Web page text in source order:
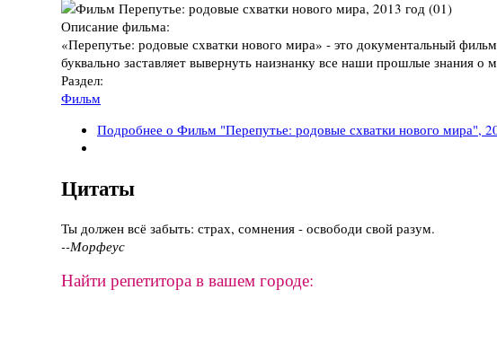
Описание фильма:
«Перепутье: родовые схватки нового мира» - это документальный
буквально заставляет вывернуть наизнанку все наши прошлые знания о
Раздел:
Фильм
Подробнее о Фильм "Перепутье: родовые схватки нового мира",
Цитаты
Ты должен всё забыть: страх, сомнения - освободи свой разум.
--Морфеус
Найти репетитора в вашем городе: